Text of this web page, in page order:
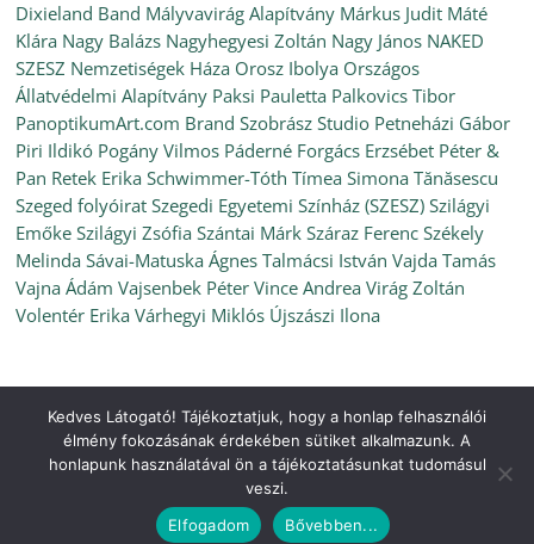
Dixieland Band Mályvavirág Alapítvány Márkus Judit Máté
Klára Nagy Balázs Nagyhegyesi Zoltán Nagy János NAKED
SZESZ Nemzetiségek Háza Orosz Ibolya Országos
Állatvédelmi Alapítvány Paksi Pauletta Palkovics Tibor
PanoptikumArt.com Brand Szobrász Studio Petneházi Gábor
Piri Ildikó Pogány Vilmos Páderné Forgács Erzsébet Péter &
Pan Retek Erika Schwimmer-Tóth Tímea Simona Tănăsescu
Szeged folyóirat Szegedi Egyetemi Színház (SZESZ) Szilágyi
Emőke Szilágyi Zsófia Szántai Márk Száraz Ferenc Székely
Melinda Sávai-Matuska Ágnes Talmácsi István Vajda Tamás
Vajna Ádám Vajsenbek Péter Vince Andrea Virág Zoltán
Volentér Erika Várhegyi Miklós Újszászi Ilona
Copyright © 2026Ünnepi Könyvhét Szeged, 2022. június
rights reserved.
by ThemeGrill. Powered by
Kedves Látogató! Tájékoztatjuk, hogy a honlap felhasználói
élmény fokozásának érdekében sütiket alkalmazunk. A
honlapunk használatával ön a tájékoztatásunkat tudomásul
veszi.
Elfogadom
Bővebben...